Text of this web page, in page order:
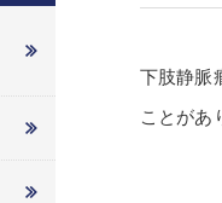
下肢静脈
ことがあ